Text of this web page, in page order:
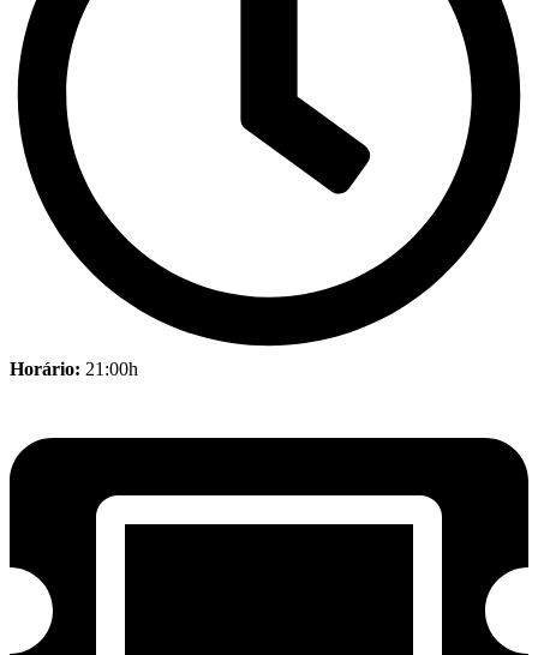
Horário: 21:00h